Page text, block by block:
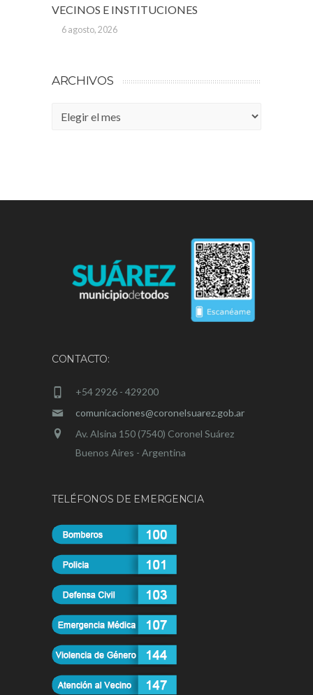
VECINOS E INSTITUCIONES
6 agosto, 2026
ARCHIVOS
Archivos
CONTACTO:
+54 2926 - 429200
comunicaciones@coronelsuarez.gob.ar
Av. Alsina 150 (7540) Coronel Suárez
Buenos Aires - Argentina
TELÉFONOS DE EMERGENCIA